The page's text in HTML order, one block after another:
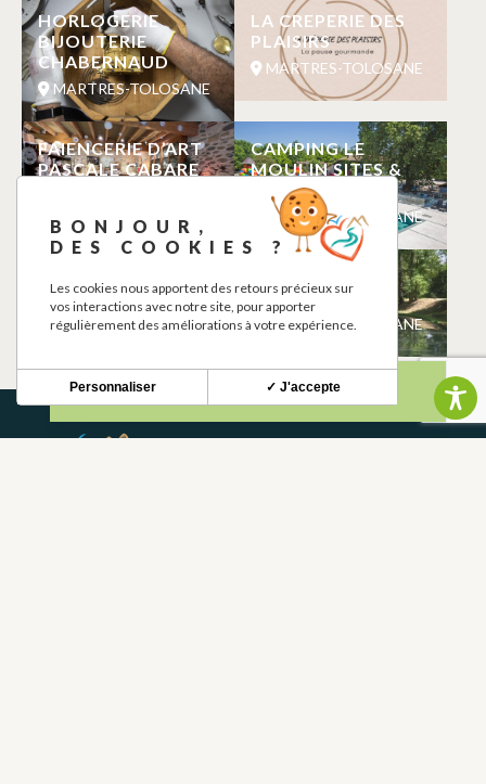
HORLOGERIE
BIJOUTERIE
CHABERNAUD
MARTRES-TOLOSANE
LA CREPERIE DES
PLAISIRS
MARTRES-TOLOSANE
FAIENCERIE D’ART
PASCALE CABARE
CAMPING LE
MOULIN SITES &
PAYSAGES
MARTRES-TOLOSANE
MARTRES-TOLOSANE
VIDIAN
MARTRES-TOLOSANE
BONJOUR,
DES COOKIES ?
Les cookies nous apportent des retours précieux sur
vos interactions avec notre site, pour apporter
régulièrement des améliorations à votre expérience.
✓ J'accepte
Personnaliser